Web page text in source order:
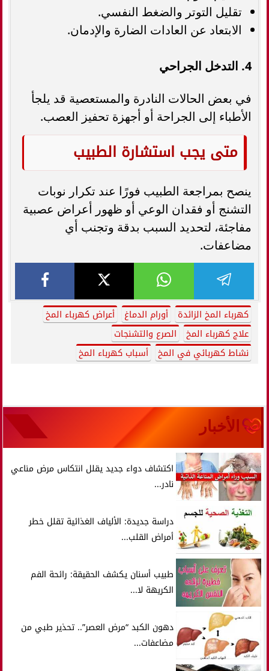
تقليل التوتر والضغط النفسي.
الابتعاد عن العادات الضارة والإدمان.
4. التدخل الجراحي
في بعض الحالات النادرة والمستعصية قد يلجأ
الأطباء إلى الجراحة أو أجهزة تحفيز العصب.
متى يجب استشارة الطبيب
ينصح بمراجعة الطبيب فورًا عند تكرار نوبات
التشنج أو فقدان الوعي أو ظهور أعراض عصبية
مفاجئة، لتحديد السبب بدقة وتجنب أي
مضاعفات.
كهرباء المخ الزائدة أورام الدماغ
أعراض كهرباء المخ
علاج كهرباء المخ
الصرع والتشنجات
نشاط كهربائي في المخ
أسباب كهرباء المخ
الأخبار
اكتشاف دواء جديد يقلل انتكاس مرض مناعي
نادر...
دراسة جديدة: الألياف الغذائية تقلل خطر
أمراض القلب...
طبيب أسنان يكشف الحقيقة: رائحة الفم
الكريهة لا...
دهون الكبد “مرض العصر”.. تحذير طبي من
مضاعفات...